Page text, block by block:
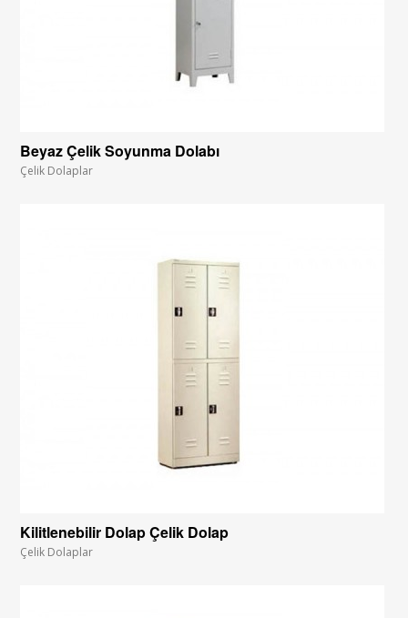
Beyaz Çelik Soyunma Dolabı
Çelik Dolaplar
Kilitlenebilir Dolap Çelik Dolap
Çelik Dolaplar